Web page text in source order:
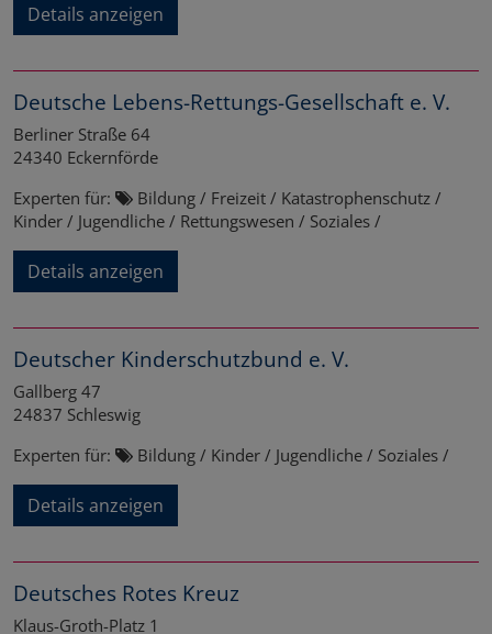
Details anzeigen
Deutsche Lebens-Rettungs-Gesellschaft e. V.
Berliner Straße 64
24340 Eckernförde
Experten für:
Bildung / Freizeit / Katastrophenschutz /
Kinder / Jugendliche / Rettungswesen / Soziales /
Details anzeigen
Deutscher Kinderschutzbund e. V.
Gallberg 47
24837 Schleswig
Experten für:
Bildung / Kinder / Jugendliche / Soziales /
Details anzeigen
Deutsches Rotes Kreuz
Klaus-Groth-Platz 1